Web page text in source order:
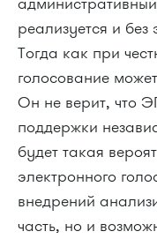
реализуется и без
Тогда как при
голосование
Он не верит, что
поддержки
будет такая
электронного
внедрений
часть, но и